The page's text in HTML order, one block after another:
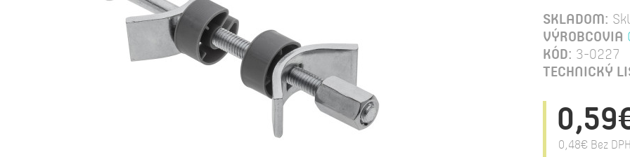
SKLADOM:
VÝROBCOVIA
KÓD: 3-0227
TECHNICKÝ
0,48€ Bez